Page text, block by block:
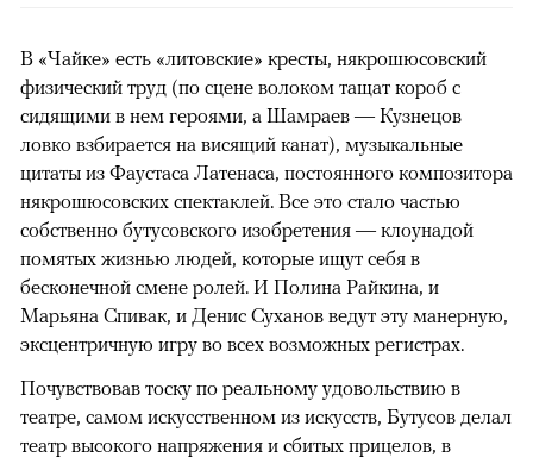
В «Чайке» есть «литовские» кресты, някрошюсовский
физический труд (по сцене волоком тащат короб с
сидящими в нем героями, а Шамраев — Кузнецов
ловко взбирается на висящий канат), музыкальные
цитаты из Фаустаса Латенаса, постоянного композитора
някрошюсовских спектаклей. Все это стало частью
собственно бутусовского изобретения — клоунадой
помятых жизнью людей, которые ищут себя в
бесконечной смене ролей. И Полина Райкина, и
Марьяна Спивак, и Денис Суханов ведут эту манерную,
эксцентричную игру во всех возможных регистрах.
Почувствовав тоску по реальному удовольствию в
театре, самом искусственном из искусств, Бутусов делал
театр высокого напряжения и сбитых прицелов, в